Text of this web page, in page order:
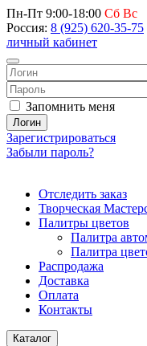
Пн-Пт 9:00-18:00 Сб Вс
Россия: 8 (925) 620-35-75
личный кабинет
Запомнить меня
Логин
Зарегистрироваться
Забыли пароль?
Отследить заказ
Творческая
Палитры цветов
Палитра
Палитра
Распродажа
Доставка
Оплата
Контакты
Каталог